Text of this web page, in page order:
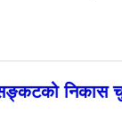
निकास